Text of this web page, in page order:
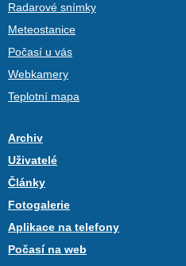
Radarové snímky
Meteostanice
Počasí u vás
Webkamery
Teplotní mapa
Archiv
Uživatelé
Články
Fotogalerie
Aplikace na telefony
Počasí na web